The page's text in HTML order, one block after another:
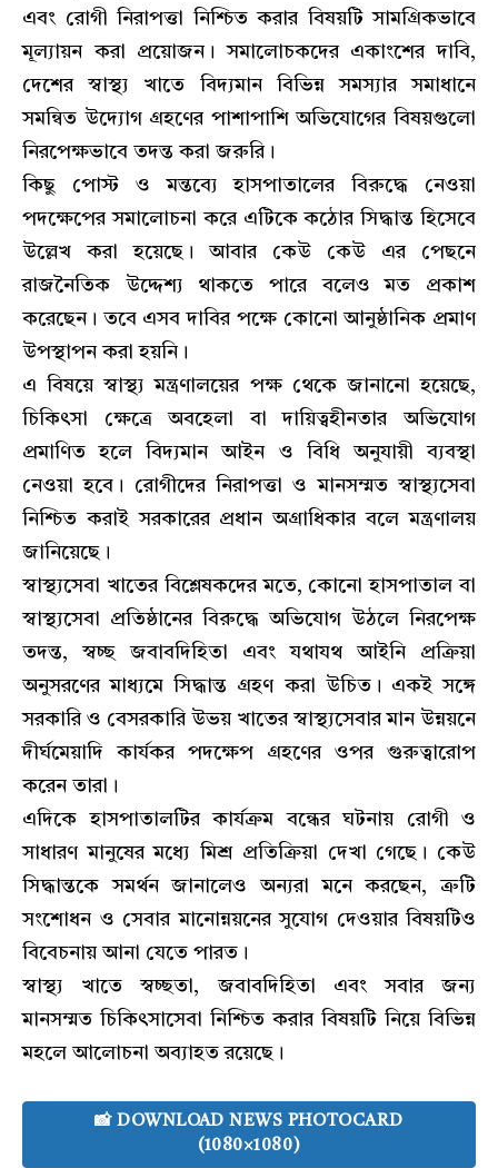
এবং রোগী নিরাপত্তা নিশ্চিত করার বিষয়টি সামগ্রিকভাবে
মূল্যায়ন করা প্রয়োজন। সমালোচকদের একাংশের দাবি,
দেশের স্বাস্থ্য খাতে বিদ্যমান বিভিন্ন সমস্যার সমাধানে
সমন্বিত উদ্যোগ গ্রহণের পাশাপাশি অভিযোগের বিষয়গুলো
নিরপেক্ষভাবে তদন্ত করা জরুরি।
কিছু পোস্ট ও মন্তব্যে হাসপাতালের বিরুদ্ধে নেওয়া
পদক্ষেপের সমালোচনা করে এটিকে কঠোর সিদ্ধান্ত হিসেবে
উল্লেখ করা হয়েছে। আবার কেউ কেউ এর পেছনে
রাজনৈতিক উদ্দেশ্য থাকতে পারে বলেও মত প্রকাশ
করেছেন। তবে এসব দাবির পক্ষে কোনো আনুষ্ঠানিক প্রমাণ
উপস্থাপন করা হয়নি।
এ বিষয়ে স্বাস্থ্য মন্ত্রণালয়ের পক্ষ থেকে জানানো হয়েছে,
চিকিৎসা ক্ষেত্রে অবহেলা বা দায়িত্বহীনতার অভিযোগ
প্রমাণিত হলে বিদ্যমান আইন ও বিধি অনুযায়ী ব্যবস্থা
নেওয়া হবে। রোগীদের নিরাপত্তা ও মানসম্মত স্বাস্থ্যসেবা
নিশ্চিত করাই সরকারের প্রধান অগ্রাধিকার বলে মন্ত্রণালয়
জানিয়েছে।
স্বাস্থ্যসেবা খাতের বিশ্লেষকদের মতে, কোনো হাসপাতাল বা
স্বাস্থ্যসেবা প্রতিষ্ঠানের বিরুদ্ধে অভিযোগ উঠলে নিরপেক্ষ
তদন্ত, স্বচ্ছ জবাবদিহিতা এবং যথাযথ আইনি প্রক্রিয়া
অনুসরণের মাধ্যমে সিদ্ধান্ত গ্রহণ করা উচিত। একই সঙ্গে
সরকারি ও বেসরকারি উভয় খাতের স্বাস্থ্যসেবার মান উন্নয়নে
দীর্ঘমেয়াদি কার্যকর পদক্ষেপ গ্রহণের ওপর গুরুত্বারোপ
করেন তারা।
এদিকে হাসপাতালটির কার্যক্রম বন্ধের ঘটনায় রোগী ও
সাধারণ মানুষের মধ্যে মিশ্র প্রতিক্রিয়া দেখা গেছে। কেউ
সিদ্ধান্তকে সমর্থন জানালেও অন্যরা মনে করছেন, ত্রুটি
সংশোধন ও সেবার মানোন্নয়নের সুযোগ দেওয়ার বিষয়টিও
বিবেচনায় আনা যেতে পারত।
স্বাস্থ্য খাতে স্বচ্ছতা, জবাবদিহিতা এবং সবার জন্য
মানসম্মত চিকিৎসাসেবা নিশ্চিত করার বিষয়টি নিয়ে বিভিন্ন
মহলে আলোচনা অব্যাহত রয়েছে।
📸 DOWNLOAD NEWS PHOTOCARD
(1080×1080)